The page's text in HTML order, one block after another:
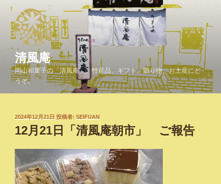
清風庵
岡山和菓子の「清風庵」。特産品、ギフト、贈り物、お土産にど
うぞ。
投
稿
日:
2024年12月21日 投稿者: SEIFUAN
12月21日「清風庵朝市」 ご報告